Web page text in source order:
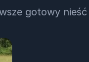
gotowy